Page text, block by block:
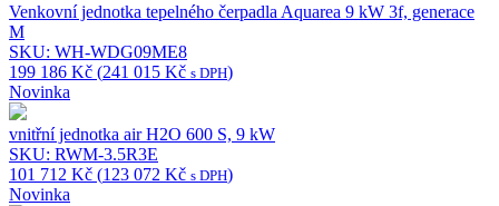
Venkovní jednotka tepelného čerpadla Aquarea 9 kW 3f, generace
M
SKU: WH-WDG09ME8
199 186 Kč (241 015 Kč s DPH)
Novinka
vnitřní jednotka air H2O 600 S, 9 kW
SKU: RWM-3.5R3E
101 712 Kč (123 072 Kč s DPH)
Novinka